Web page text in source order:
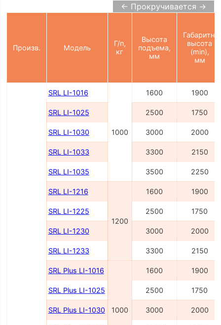
← Прокручивается →
Произв. Модель
Г/п,
кг
Высота
подъема,
мм
Габаритн.
высота
(min),
мм
SRL LI-1016
1000
1600 1900
SRL LI-1025 2500 1750
SRL LI-1030 3000 2000
SRL LI-1033 3300 2150
SRL LI-1035 3500 2250
SRL LI-1216
1200
1600 1900
SRL LI-1225 2500 1750
SRL LI-1230 3000 2000
SRL LI-1233 3300 2150
SRL Plus LI-1016
1000
1600 1900
SRL Plus LI-1025 2500 1750
SRL Plus LI-1030 3000 2000